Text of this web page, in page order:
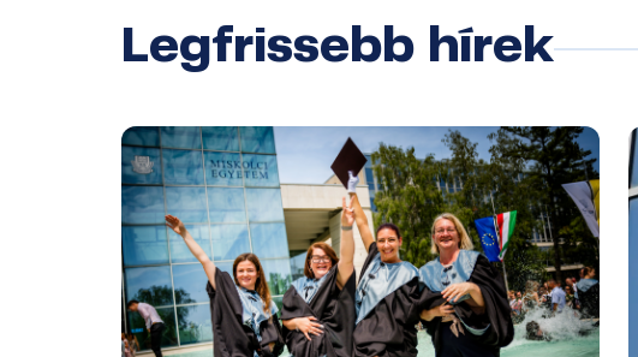
Legfrissebb hírek